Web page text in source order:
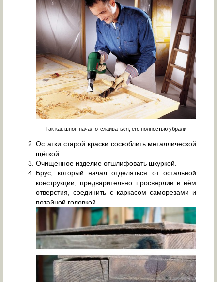
Так как шпон начал отслаиваться, его полностью убрали
Остатки старой краски соскоблить металлической
щёткой.
Очищенное изделие отшлифовать шкуркой.
Брус, который начал отделяться от остальной
конструкции, предварительно просверлив в нём
отверстия, соединить с каркасом саморезами и
потайной головкой.